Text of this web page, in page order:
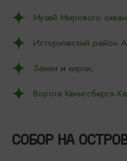
Музей Мирового
Исторический район
Замки и кирхи;
Ворота Кенигсберга-
СОБОР НА